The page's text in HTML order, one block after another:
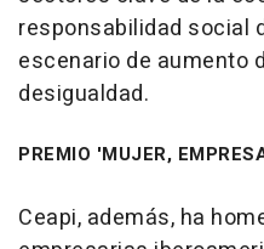
responsabilidad social
escenario de aumento
desigualdad.
PREMIO 'MUJER,
Ceapi, además, ha